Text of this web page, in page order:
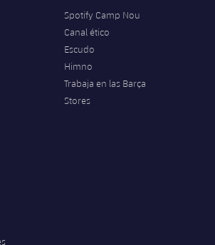
en silla de ruedas
hielo
Masculino
Spotify Camp Nou
Canal ético
Escudo
Himno
Trabaja en las Barça
Stores